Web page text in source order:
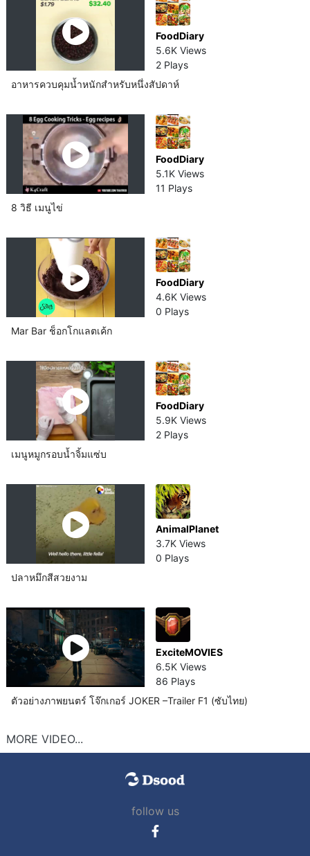
FoodDiary
5.6K Views
2 Plays
อาหารควบคุมน้ำหนักสำหรับหนึ่งสัปดาห์​
FoodDiary
5.1K Views
11 Plays
8 วิธี เมนูไข่
FoodDiary
4.6K Views
0 Plays
Mar Bar ช็อกโกแลต​เค้ก
FoodDiary
5.9K Views
2 Plays
เมนูหมูกรอบน้ำจิ้มแซ่บ
AnimalPlanet
3.7K Views
0 Plays
ปลาหมึกสีสวยงาม​
ExciteMOVIES
6.5K Views
86 Plays
ตัวอย่างภาพยนตร์ โจ๊กเกอร์ JOKER –Trailer F1 (ซับไทย)
MORE VIDEO...
follow us